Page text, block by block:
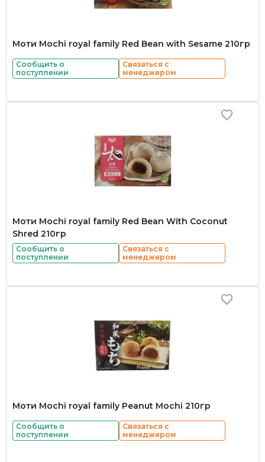
Моти Mochi royal family Red Bean with Sesame 210гр
Сообщить о
поступлении
Связаться с
менеджером
Моти Mochi royal family Red Bean With Coconut
Shred 210гр
Сообщить о
поступлении
Связаться с
менеджером
Моти Mochi royal family Peanut Mochi 210гр
Сообщить о
поступлении
Связаться с
менеджером